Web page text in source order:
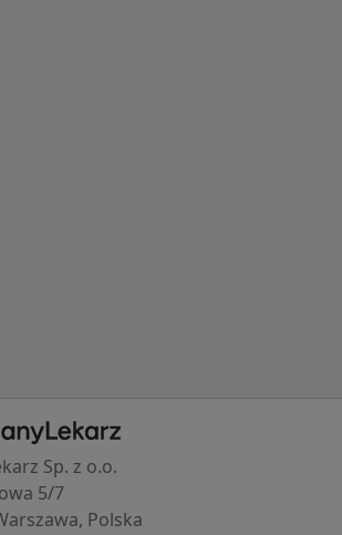
- Strona główna
Sp. z o.o.
5/7
Polska